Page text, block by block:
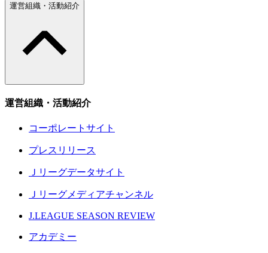
運営組織・活動紹介
運営組織・活動紹介
コーポレートサイト
プレスリリース
Ｊリーグデータサイト
Ｊリーグメディアチャンネル
J.LEAGUE SEASON REVIEW
アカデミー